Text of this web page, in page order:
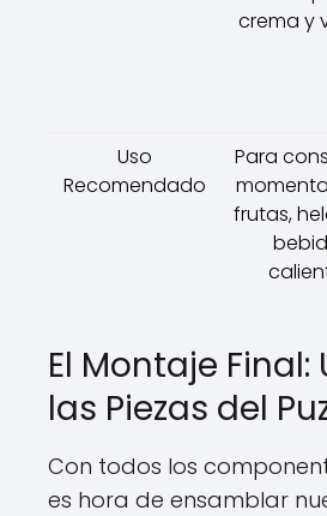
crema y
Uso
Recomendado
Para
frutas,
El Montaje Final:
las Piezas del
Con todos los
es hora de ensamblar